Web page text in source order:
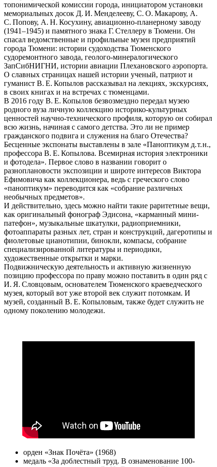
топонимической комиссии города, инициатором установки
мемориальных досок Д. И. Менделееву, С. О. Макарову, А.
С. Попову, А. Н. Косухину, авиационно-планерному заводу
(1941–1945) и памятного знака Г. Стеллеру в Тюмени. Он
спасал ведомственные и профильные музеи предприятий
города Тюмени: истории судоходства Тюменского
судоремонтного завода, геолого-минералогического
ЗапСибНИГНИ, истории авиации Плехановского аэропорта.
О славных страницах нашей истории ученый, патриот и
гуманист В. Е. Копылов рассказывал на лекциях, экскурсиях,
в своих книгах и на встречах с тюменцами.
В 2016 году В. Е. Копылов безвозмездно передал музею
родного вуза личную коллекцию историко-культурных
ценностей научно-технического профиля, которую он собирал
всю жизнь, начиная с самого детства. Это ли не пример
гражданского подвига и служения на благо Отечества?
Бесценные экспонаты выставлены в зале «Паноптикум д. т. н.,
профессора В. Е. Копылова. Всемирная история электроники
и фотодела». Первое слово в названии говорит о
разноплановости экспозиции и широте интересов Виктора
Ефимовича как коллекционера, ведь с греческого слово
«паноптикум» переводится как «собрание различных
необычных предметов».
И действительно, здесь можно найти такие раритетные вещи,
как оригинальный фонограф Эдисона, «карманный мини-
патефон», музыкальные шкатулки, радиоприемники,
фотоаппараты разных лет, стран и конструкций, дагеротипы и
фиолетовые цианотипии, бинокли, компасы, собрание
специализированной литературы и периодики,
художественные открытки и марки.
Подвижническую деятельность и активную жизненную
позицию профессора по праву можно поставить в один ряд с
И. Я. Словцовым, основателем Тюменского краеведческого
музея, который вот уже второй век служит потомкам. И
музей, созданный В. Е. Копыловым, также будет служить не
одному поколению молодежи.
орден «Знак Почёта» (1968)
медаль «За доблестный труд. В ознаменование 100-